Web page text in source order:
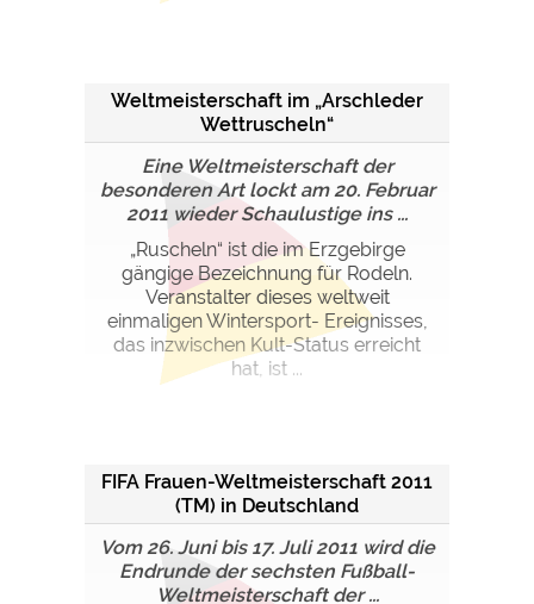
Weltmeisterschaft im „Arschleder
Wettruscheln“
Eine Weltmeisterschaft der
besonderen Art lockt am 20. Februar
2011 wieder Schaulustige ins ...
„Ruscheln“ ist die im Erzgebirge
gängige Bezeichnung für Rodeln.
Veranstalter dieses weltweit
einmaligen Wintersport- Ereignisses,
das inzwischen Kult-Status erreicht
hat, ist ...
FIFA Frauen-Weltmeisterschaft 2011
(TM) in Deutschland
Vom 26. Juni bis 17. Juli 2011 wird die
Endrunde der sechsten Fußball-
Weltmeisterschaft der ...